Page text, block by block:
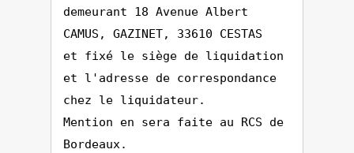
demeurant 18 Avenue Albert
CAMUS, GAZINET, 33610 CESTAS
et fixé le siège de liquidation
et l'adresse de correspondance
chez le liquidateur.
Mention en sera faite au RCS de
Bordeaux.